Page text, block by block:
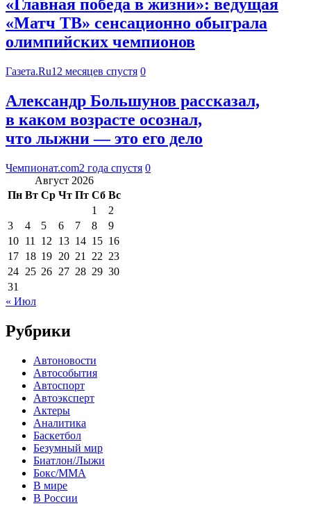
«Главная победа в жизни»: ведущая
«Матч ТВ» сенсационно обыграла
олимпийских чемпионов
Газета.Ru12 месяцев спустя 0
Александр Большунов рассказал,
в каком возрасте осознал,
что лыжни — это его дело
Чемпионат.com2 года спустя 0
Август 2026
Пн Вт Ср Чт Пт Сб Вс
1
2
3
4 5 6 7 8
9
10 11 12 13 14 15 16
17 18 19 20 21 22 23
24 25 26 27 28 29 30
31
« Июл
Рубрики
Автоновости
Автособытия
Автоспорт
Автоэксперт
Актеры
Аналитика
Баскетбол
Безумный мир
Биатлон/Лыжи
Бокс/MMA
В мире
В России